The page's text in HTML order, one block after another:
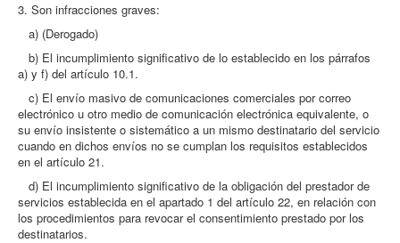
3. Son infracciones graves:
a) (Derogado)
b) El incumplimiento significativo de lo establecido en los párrafos
a) y f) del artículo 10.1.
c) El envío masivo de comunicaciones comerciales por correo
electrónico u otro medio de comunicación electrónica equivalente, o
su envío insistente o sistemático a un mismo destinatario del servicio
cuando en dichos envíos no se cumplan los requisitos establecidos
en el artículo 21.
d) El incumplimiento significativo de la obligación del prestador de
servicios establecida en el apartado 1 del artículo 22, en relación con
los procedimientos para revocar el consentimiento prestado por los
destinatarios.